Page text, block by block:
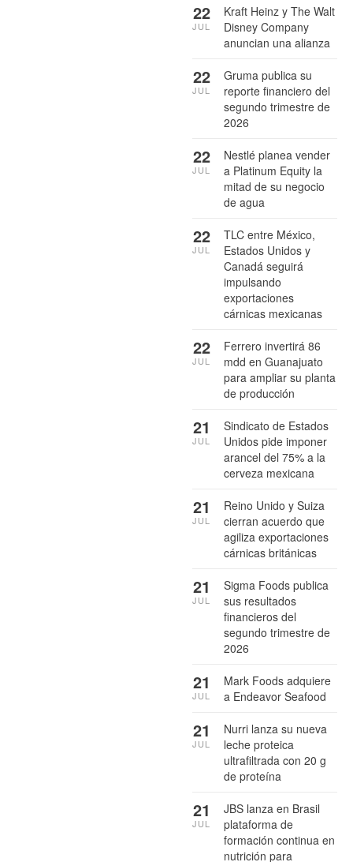
Kraft Heinz y The Walt
Disney Company
anuncian una alianza
22
JUL
Gruma publica su
reporte financiero del
segundo trimestre de
2026
22
JUL
Nestlé planea vender
a Platinum Equity la
mitad de su negocio
de agua
22
JUL
TLC entre México,
Estados Unidos y
Canadá seguirá
impulsando
exportaciones
cárnicas mexicanas
22
JUL
Ferrero invertirá 86
mdd en Guanajuato
para ampliar su planta
de producción
22
JUL
Sindicato de Estados
Unidos pide imponer
arancel del 75% a la
cerveza mexicana
21
JUL
Reino Unido y Suiza
cierran acuerdo que
agiliza exportaciones
cárnicas británicas
21
JUL
Sigma Foods publica
sus resultados
financieros del
segundo trimestre de
2026
21
JUL
Mark Foods adquiere
a Endeavor Seafood
21
JUL
Nurri lanza su nueva
leche proteica
ultrafiltrada con 20 g
de proteína
21
JUL
JBS lanza en Brasil
plataforma de
formación continua en
nutrición para
21
JUL